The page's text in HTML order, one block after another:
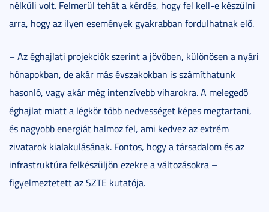
nélküli volt. Felmerül tehát a kérdés, hogy fel kell-e készülni
arra, hogy az ilyen események gyakrabban fordulhatnak elő.
– Az éghajlati projekciók szerint a jövőben, különösen a nyári
hónapokban, de akár más évszakokban is számíthatunk
hasonló, vagy akár még intenzívebb viharokra. A melegedő
éghajlat miatt a légkör több nedvességet képes megtartani,
és nagyobb energiát halmoz fel, ami kedvez az extrém
zivatarok kialakulásának. Fontos, hogy a társadalom és az
infrastruktúra felkészüljön ezekre a változásokra –
figyelmeztetett az SZTE kutatója.